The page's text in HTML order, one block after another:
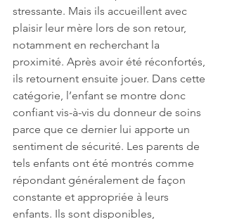
stressante. Mais ils accueillent avec
plaisir leur mère lors de son retour,
notamment en recherchant la
proximité. Après avoir été réconfortés,
ils retournent ensuite jouer. Dans cette
catégorie, l’enfant se montre donc
confiant vis-à-vis du donneur de soins
parce que ce dernier lui apporte un
sentiment de sécurité. Les parents de
tels enfants ont été montrés comme
répondant généralement de façon
constante et appropriée à leurs
enfants. Ils sont disponibles,